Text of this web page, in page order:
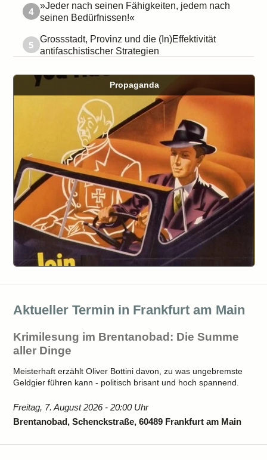
4
»Jeder nach seinen Fähigkeiten, jedem nach
seinen Bedürfnissen!«
5
Grossstadt, Provinz und die (In)Effektivität
antifaschistischer Strategien
Propaganda
Aktueller Termin in Frankfurt am Main
Krimilesung im Brentanobad: Die Summe
aller Dinge
Meisterhaft erzählt Oliver Bottini davon, zu was ungebremste
Geldgier führen kann - politisch brisant und hoch spannend.
Freitag, 7. August 2026 - 20:00 Uhr
Brentanobad, Schenckstraße, 60489 Frankfurt am Main